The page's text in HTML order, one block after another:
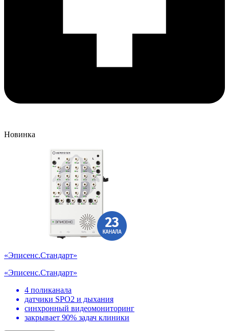
Новинка
«Эписенс.Стандарт»
«Эписенс.Стандарт»
4 поликанала
датчики SPO2 и дыхания
синхронный видеомониторинг
закрывает 90% задач клиники